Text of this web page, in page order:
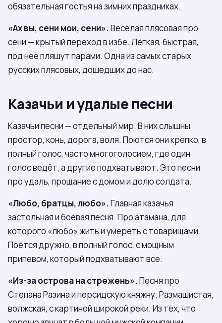
обязательная гостья на зимних праздниках.
«Ах вы, сени мои, сени».Весёлая плясовая про
сени — крытый переход в избе. Лёгкая, быстрая,
под неё пляшут парами. Одна из самых старых
русских плясовых, дошедших до нас.
Казачьи и удалые песни
Казачьи песни — отдельный мир. В них слышны
простор, конь, дорога, воля. Поются они крепко, в
полный голос, часто многоголосием, где один
голос ведёт, а другие подхватывают. Это песни
про удаль, прощание с домом и долю солдата.
«Любо, братцы, любо».Главная казачья
застольная и боевая песня. Про атамана, для
которого «любо» жить и умереть с товарищами.
Поётся дружно, в полный голос, с мощным
припевом, который подхватывают все.
«Из-за острова на стрежень».Песня про
Степана Разина и персидскую княжну. Размашистая,
волжская, с картиной широкой реки. Из тех, что